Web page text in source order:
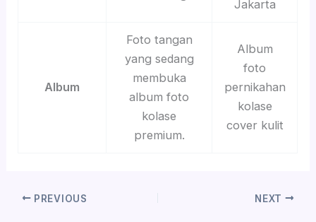
Jakarta
Album
Foto tangan
yang sedang
membuka
album foto
kolase
premium.
Album
foto
pernikahan
kolase
cover kulit
PREVIOUS NEXT